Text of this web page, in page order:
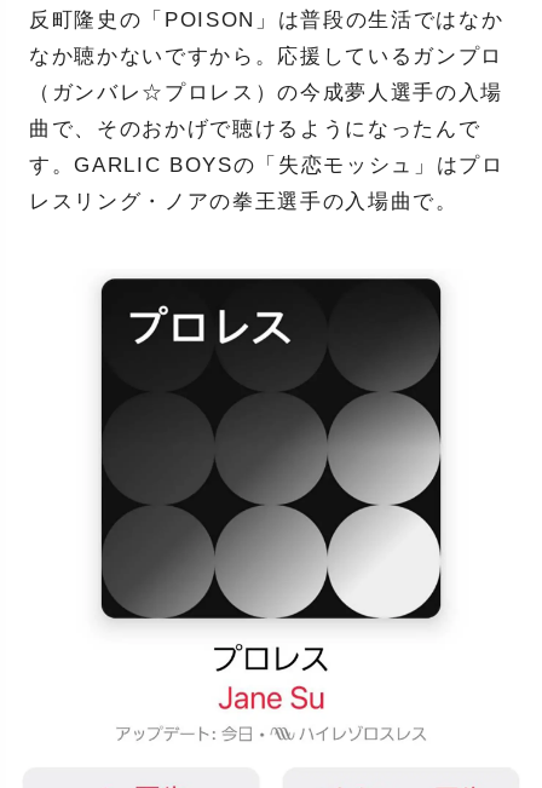
反町隆史の「POISON」は普段の生活ではなか
なか聴かないですから。応援しているガンプロ
（ガンバレ☆プロレス）の今成夢人選手の入場
曲で、そのおかげで聴けるようになったんで
す。GARLIC BOYSの「失恋モッシュ」はプロ
レスリング・ノアの拳王選手の入場曲で。